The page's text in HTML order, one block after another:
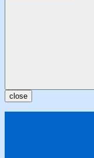
close